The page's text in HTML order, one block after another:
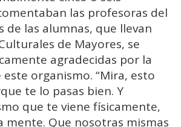
las profesoras del
de las alumnas, que llevan
de Mayores, se
agradecidas por la
organismo. “Mira, esto
te lo pasas bien. Y
que te viene físicamente,
mente. Que nosotras mismas